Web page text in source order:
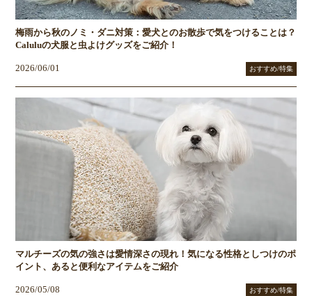
梅雨から秋のノミ・ダニ対策：愛犬とのお散歩で気をつけることは？
Caluluの犬服と虫よけグッズをご紹介！
2026/06/01 おすすめ/特集
マルチーズの気の強さは愛情深さの現れ！気になる性格としつけのポ
イント、あると便利なアイテムをご紹介
2026/05/08 おすすめ/特集